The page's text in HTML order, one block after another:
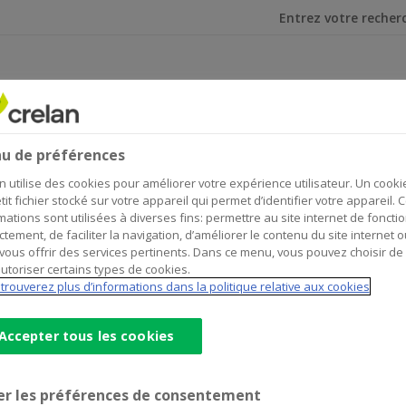
Je cherche
n’a aucune chance de guérison. La Crelan
rares du tissu conjonctif de l’Université de Gand.
pour soulager la souffrance.
de préférences
utilise des cookies pour améliorer votre expérience utilisateur. Un
fichier stocké sur votre appareil qui permet d’identifier votre appareil.
sont utilisées à diverses fins: permettre au site internet de
de faciliter la navigation, d’améliorer le contenu du site internet
offrir des services pertinents. Dans ce menu, vous pouvez choisir de
certains types de cookies.
plus d’informations dans la politique relative aux cookies
tous les cookies
les préférences de consentement